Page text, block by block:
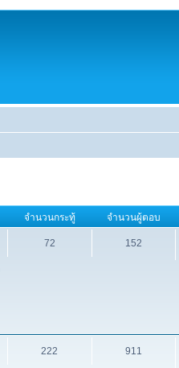
จำนวนกระทู้ จำนวนผู้ตอบ
72 152
222 911